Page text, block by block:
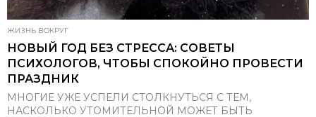
ЖИЗНЬ ВОКРУГ
НОВЫЙ ГОД БЕЗ СТРЕССА: СОВЕТЫ
ПСИХОЛОГОВ, ЧТОБЫ СПОКОЙНО ПРОВЕСТИ
ПРАЗДНИК
МНОГИЕ УЖЕ УСПЕЛИ СТОЛКНУТЬСЯ С ТЕМ,
НАСКОЛЬКО УТОМИТЕЛЬНОЙ МОЖЕТ БЫТЬ